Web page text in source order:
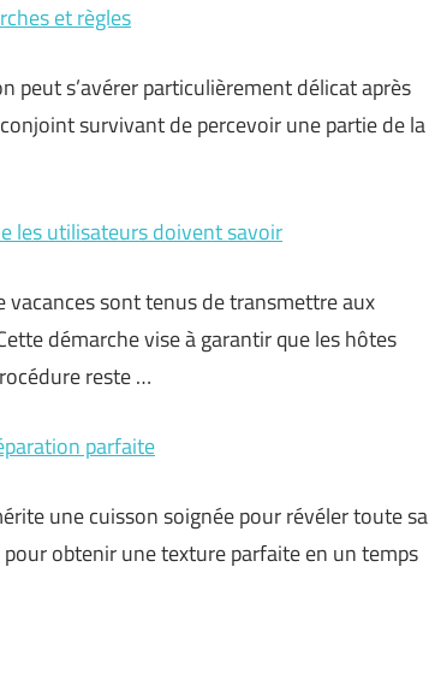
et règles
peut s’avérer particulièrement délicat après
survivant de percevoir une partie de la
les utilisateurs doivent savoir
vacances sont tenus de transmettre aux
démarche vise à garantir que les hôtes
reste …
parfaite
une cuisson soignée pour révéler toute sa
obtenir une texture parfaite en un temps